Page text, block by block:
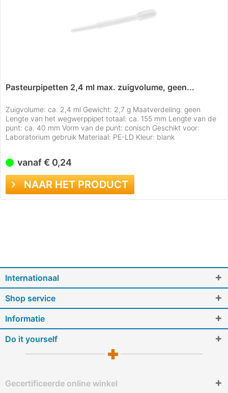
Pasteurpipetten 2,4 ml max. zuigvolume, geen...
Zuigvolume: ca. 2,4 ml Gewicht: 2,7 g Maatverdeling: geen
Lengte van het wegwerppipet totaal: ca. 155 mm Lengte van de
punt: ca. 40 mm Vorm van de punt: conisch Geschikt voor:
Laboratorium gebruik Materiaal: PE-LD Kleur: blank
vanaf € 0,24
NAAR HET PRODUCT
Internationaal
Shop service
Informatie
Do it yourself
Gecertificeerde online winkel